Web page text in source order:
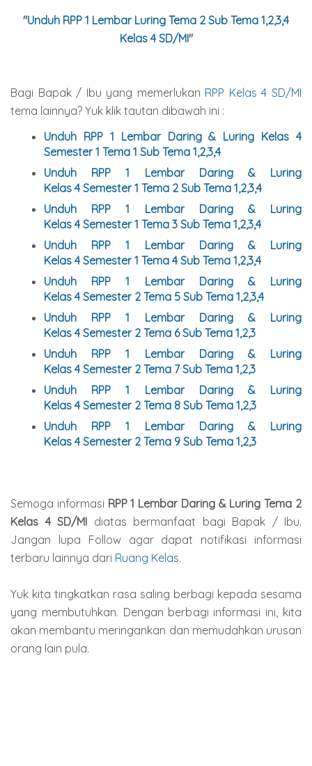
"Unduh RPP 1 Lembar Luring Tema 2 Sub Tema 1,2,3,4
Kelas 4 SD/MI"
Bagi Bapak / Ibu yang memerlukan RPP Kelas 4 SD/MI
tema lainnya? Yuk klik tautan dibawah ini :
Unduh RPP 1 Lembar Daring & Luring Kelas 4
Semester 1 Tema 1 Sub Tema 1,2,3,4
Unduh RPP 1 Lembar Daring & Luring
Kelas 4Semester 1 Tema 2 Sub Tema 1,2,3,4
Unduh RPP 1 Lembar Daring & Luring
Kelas 4Semester 1 Tema 3 Sub Tema 1,2,3,4
Unduh RPP 1 Lembar Daring & Luring
Kelas 4Semester 1 Tema 4 Sub Tema 1,2,3,4
Unduh RPP 1 Lembar Daring & Luring
Kelas 4Semester 2 Tema 5 Sub Tema 1,2,3,4
Unduh RPP 1 Lembar Daring & Luring
Kelas 4Semester 2 Tema 6 Sub Tema 1,2,3
Unduh RPP 1 Lembar Daring & Luring
Kelas 4Semester 2 Tema 7 Sub Tema 1,2,3
Unduh RPP 1 Lembar Daring & Luring
Kelas 4Semester 2 Tema 8 Sub Tema 1,2,3
Unduh RPP 1 Lembar Daring & Luring
Kelas 4Semester 2 Tema 9 Sub Tema 1,2,3
Semoga informasi RPP 1 Lembar Daring & Luring Tema 2
Kelas 4 SD/MI diatas bermanfaat bagi Bapak / Ibu.
Jangan lupa Follow agar dapat notifikasi informasi
terbaru lainnya dari Ruang Kelas.
Yuk kita tingkatkan rasa saling berbagi kepada sesama
yang membutuhkan. Dengan berbagi informasi ini, kita
akan membantu meringankan dan memudahkan urusan
orang lain pula.